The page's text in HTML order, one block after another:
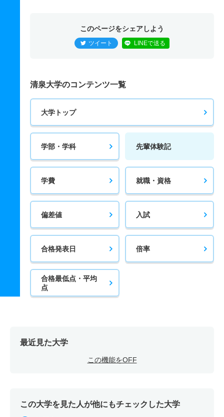
このページをシェアしよう
ツイート LINEで送る
清泉大学のコンテンツ一覧
大学トップ
学部・学科 先輩体験記
学費 就職・資格
偏差値 入試
合格発表日 倍率
合格最低点・平均
点
最近見た大学
この機能をOFF
この大学を見た人が他にもチェックした大学